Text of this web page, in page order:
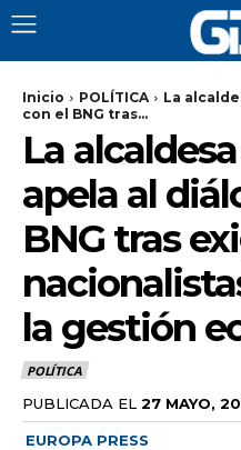
Inicio POLÍTICA
La
con el BNG tras...
La
apela al
BNG tras
la gestión
POLÍTICA
PUBLICADA EL 27 MAYO,
EUROPA PRESS